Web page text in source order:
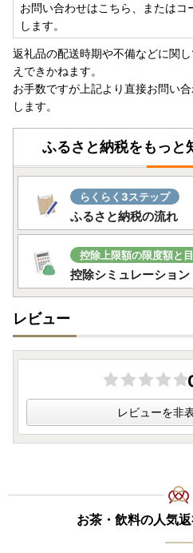
お問い合わせはこちら、またはコ
します。
返礼品の配送時期や不備などに関
えできかねます。
お手数ですが上記より直接お問い
します。
ふるさと納税をもっと
らくらく3ステップ
ふるさと納税の流れ
控除上限額の限度額と
控除シミュレーション
レビュー
レビューを非
お茶・飲料の人気